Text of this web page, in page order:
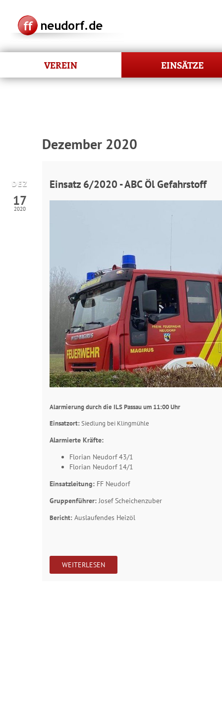
VEREIN EINSÄTZE
Dezember 2020
2020
17
DEZ Einsatz 6/2020 - ABC Öl Gefahrstoff
Alarmierung durch die ILS Passau um 11:00 Uhr
Einsatzort: Siedlung bei Klingmühle
Alarmierte Kräfte:
Florian Neudorf 43/1
Florian Neudorf 14/1
Einsatzleitung: FF Neudorf
Gruppenführer: Josef Scheichenzuber
Bericht: Auslaufendes Heizöl
WEITERLESEN